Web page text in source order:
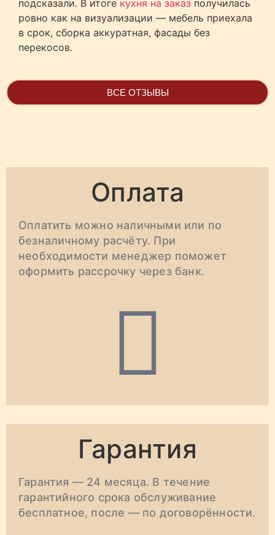
подсказали. В итоге кухня на заказ получилась
ровно как на визуализации — мебель приехала
в срок, сборка аккуратная, фасады без
перекосов.
ВСЕ ОТЗЫВЫ
Оплата
Оплатить можно наличными или по
безналичному расчёту. При
необходимости менеджер поможет
оформить рассрочку через банк.
Гарантия
Гарантия — 24 месяца. В течение
гарантийного срока обслуживание
бесплатное, после — по договорённости.